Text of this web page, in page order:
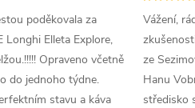
poděkovala za
Longhi Elleta Explore,
Opraveno včetně
do jednoho týdne.
stavu a káva
Vážení,
ze
Hanu
středisko